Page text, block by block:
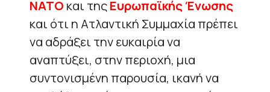
ΝΑΤΟ και τηςΕυρωπαϊκής Ένωσης
και ότι η Ατλαντική Συμμαχία πρέπει
να αδράξει την ευκαιρία να
αναπτύξει, στην περιοχή, μια
συντονισμένη παρουσία, ικανή να